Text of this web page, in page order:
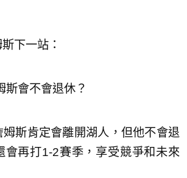
下一站：
斯會不會退休？
斯肯定會離開湖人，但他不會退
會再打1-2賽季，享受競爭和未來